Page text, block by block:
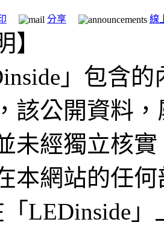
分享 線
】
」包含
該公開資料
未經獨立核
本網站的任
LEDinside